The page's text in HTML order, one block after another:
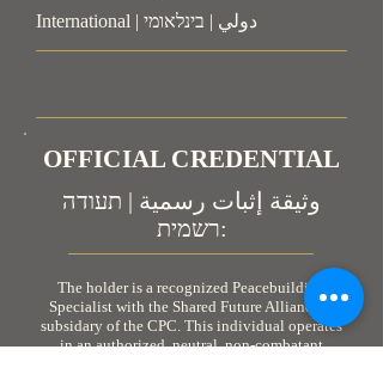
International | دولي | בינלאומי
OFFICIAL CREDENTIAL
وثيقة إثبات رسمية | תעודה
רשמית:
The holder is a recognized Peacebuilding
Specialist with the Shared Future Alliance, a
subsidary of the CPC. This individual operates
in an authorized, neutral, non-combatant